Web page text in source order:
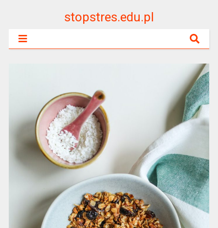
stopstres.edu.pl